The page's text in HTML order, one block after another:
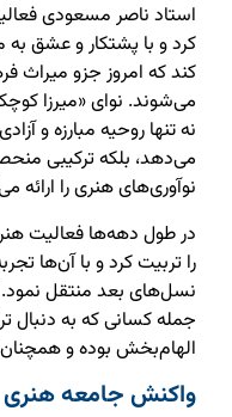
استاد ناصر مسعودی
کرد و با پشتکار و عشق
کند که امروز جزو
می‌شوند. نوای «میرزا
نه تنها روحیه مبارزه و
می‌دهد، بلکه ترکیبی
نوآوری‌های هنری را ارائه
در طول دهه‌ها فعالیت
را تربیت کرد و با آن‌ها
نسل‌های بعد منتقل نمود.
جمله کسانی که به دنبال
الهام‌بخش بوده و همچنان
واکنش جامعه هنری